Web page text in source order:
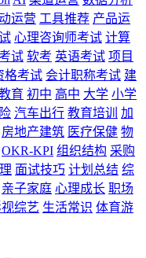
运营 工具推荐 产品运
心理咨询师考试 计算
试 软考 英语考试 项目
格考试 会计职称考试 建
育 初中 高中 大学 小学
汽车出行 教育培训
加
房地产建筑 医疗保健 物
OKR-KPI 组织结构 采购
面试技巧 计划总结 综
亲子家庭 心理成长 职场
综艺 生活常识 体育游